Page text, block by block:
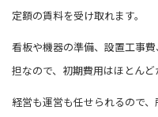
定額の賃料を受け取れます。
看板や機器の準備、設置工事
担なので、初期費用はほとんど
経営も運営も任せられるので